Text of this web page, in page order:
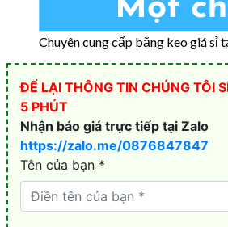
Chuyên cung cấp băng keo giá sỉ